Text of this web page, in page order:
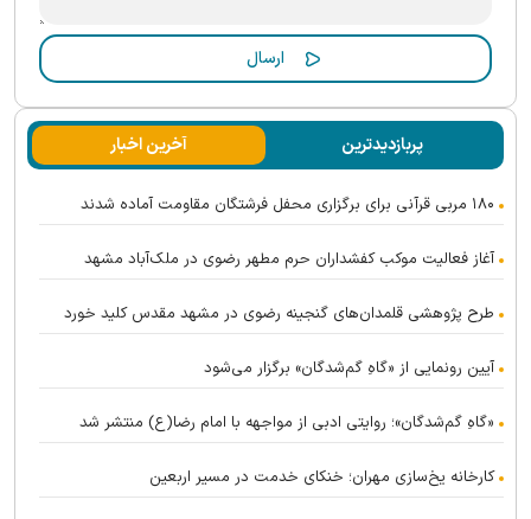
پربازدیدترین آخرین اخبار
۱۸۰ مربی قرآنی برای برگزاری محفل فرشتگان مقاومت آماده شدند
آغاز فعالیت موکب کفشداران حرم مطهر رضوی در ملک‌آباد مشهد
طرح پژوهشی قلمدان‌های گنجینه رضوی در مشهد مقدس کلید خورد
آیین رونمایی از «گاهِ گم‌شدگان» برگزار می‌شود
«گاهِ گم‌شدگان»؛ روایتی ادبی از مواجهه با امام رضا(ع) منتشر شد
کارخانه یخ‌سازی مهران؛ خنکای خدمت در مسیر اربعین